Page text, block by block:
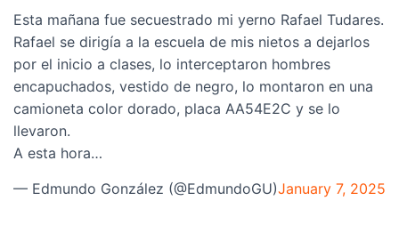
Esta mañana fue secuestrado mi yerno Rafael Tudares.
Rafael se dirigía a la escuela de mis nietos a dejarlos
por el inicio a clases, lo interceptaron hombres
encapuchados, vestido de negro, lo montaron en una
camioneta color dorado, placa AA54E2C y se lo
llevaron.
A esta hora…
— Edmundo González (@EdmundoGU)January 7, 2025